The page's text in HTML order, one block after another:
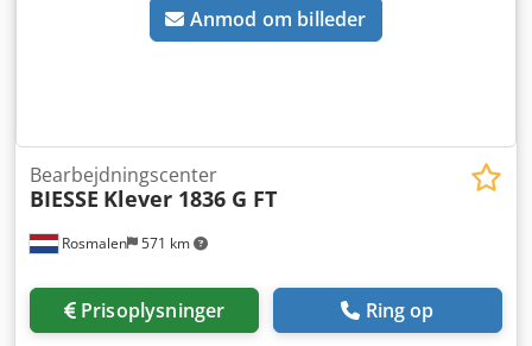
Anmod om billeder
Rosmalen 571 km
Bearbejdningscenter
BIESSE Klever 1836 G FT
Prisoplysninger Ring op